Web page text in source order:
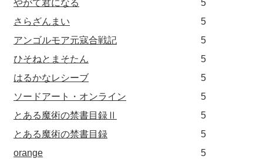
やがて君になる
5
さらざんまい
5
アンゴルモア元寇合戦記
5
ひそねとまそたん
5
はるかなレシーブ
5
ソードアート・オンライン
5
とある魔術の禁書目録Ⅱ
5
とある魔術の禁書目録
5
orange
5